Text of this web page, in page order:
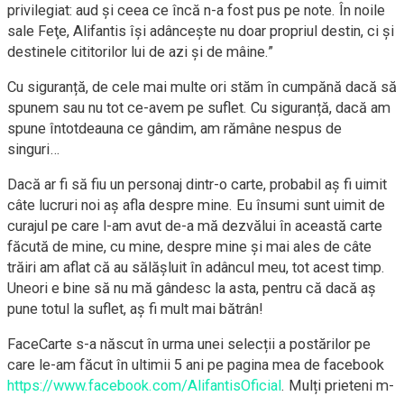
privilegiat: aud şi ceea ce încă n-a fost pus pe note. În noile
sale Feţe, Alifantis îşi adânceşte nu doar propriul destin, ci şi
destinele cititorilor lui de azi şi de mâine.”
Cu siguranță, de cele mai multe ori stăm în cumpănă dacă să
spunem sau nu tot ce-avem pe suflet. Cu siguranță, dacă am
spune întotdeauna ce gândim, am rămâne nespus de
singuri…
Dacă ar fi să fiu un personaj dintr-o carte, probabil aş fi uimit
câte lucruri noi aș afla despre mine. Eu însumi sunt uimit de
curajul pe care l-am avut de-a mă dezvălui în această carte
făcută de mine, cu mine, despre mine și mai ales de câte
trăiri am aflat că au sălășluit în adâncul meu, tot acest timp.
Uneori e bine să nu mă gândesc la asta, pentru că dacă aș
pune totul la suflet, aș fi mult mai bătrân!
FaceCarte s-a născut în urma unei selecții a postărilor pe
care le-am făcut în ultimii 5 ani pe pagina mea de facebook
https://www.facebook.com/AlifantisOficial. Mulți prieteni m-